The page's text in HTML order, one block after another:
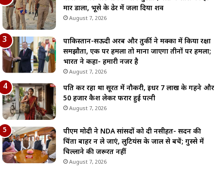
मार डाला, भूसे के ढेर में जला दिया शव
August 7, 2026
पाकिस्तान-सऊदी अरब और तुर्की ने मक्का में किया रक्षा
समझौता, एक पर हमला तो माना जाएगा तीनों पर हमला;
भारत ने कहा- हमारी नजर है
August 7, 2026
पति कर रहा था सूरत में नौकरी, इधर 7 लाख के गहने और
50 हजार कैश लेकर फरार हुई पत्नी
August 7, 2026
पीएम मोदी ने NDA सांसदों को दी नसीहत- सदन की
चिंता बाहर न ले जाएं, लुटियंस के जाल से बचें; गुस्से में
चिल्लाने की जरूरत नहीं
August 7, 2026